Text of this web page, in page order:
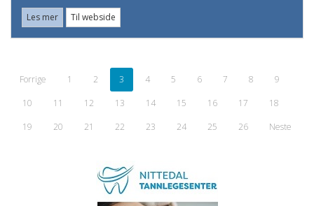
Les mer Til webside
Forrige 1 2 3 4 5 6 7 8
9
10
11 12 13 14 15 16 17
18
19
20 21 22 23 24 25 26 Neste